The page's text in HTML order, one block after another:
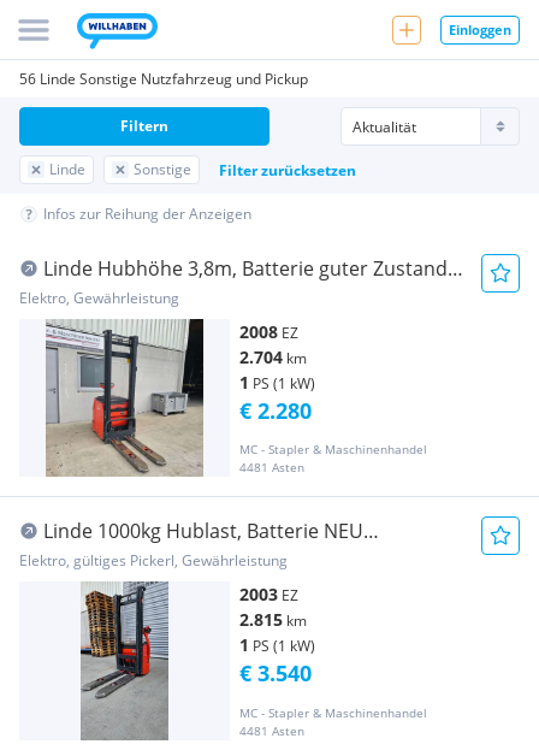
Einloggen
56 Linde Sonstige Nutzfahrzeug und Pickup
Linde Sonstige Filter zurücksetzen
Filtern
Infos zur Reihung der Anzeigen
Linde Hubhöhe 3,8m, Batterie guter Zustand
Gabelstapler
Elektro, Gewährleistung
2008 EZ
2.704 km
1 PS (1 kW)
MC - Stapler & Maschinenhandel
4481 Asten
€ 2.280
Linde 1000kg Hublast, Batterie NEU
Gabelstapler
Elektro, gültiges Pickerl, Gewährleistung
2003 EZ
2.815 km
1 PS (1 kW)
MC - Stapler & Maschinenhandel
4481 Asten
€ 3.540